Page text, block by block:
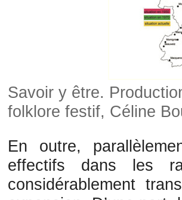
Savoir y être.
folklore festif, Céline
En outre,
effectifs dans les
considérablement